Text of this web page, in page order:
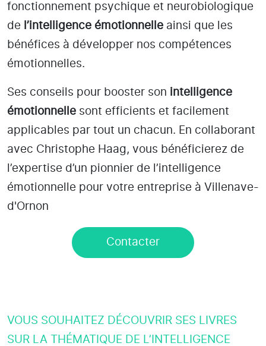
fonctionnement psychique et neurobiologique
de l’intelligence émotionnelle ainsi que les
bénéfices à développer nos compétences
émotionnelles.
Ses conseils pour booster son intelligence
émotionnelle sont efficients et facilement
applicables par tout un chacun. En collaborant
avec Christophe Haag, vous bénéficierez de
l’expertise d’un pionnier de l’intelligence
émotionnelle pour votre entreprise à Villenave-
d'Ornon
Contacter
VOUS SOUHAITEZ DÉCOUVRIR SES LIVRES
SUR LA THÉMATIQUE DE L’INTELLIGENCE